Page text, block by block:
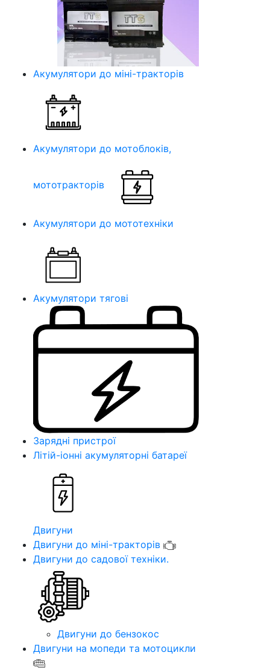
Акумулятори до міні-тракторів
Акумулятори до мотоблоків,
мототракторів
Акумулятори до мототехніки
Акумулятори тягові
Зарядні пристрої
Літій-іонні акумуляторні батареї
Двигуни
Двигуни до міні-тракторів
Двигуни до садової техніки.
Двигуни до бензокос
Двигуни на мопеди та мотоцикли